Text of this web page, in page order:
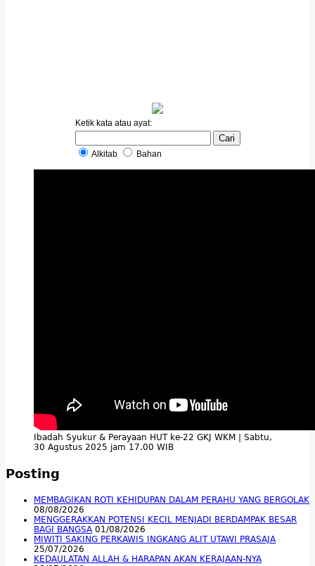
Ketik kata atau ayat:
Alkitab Bahan
Ibadah Syukur & Perayaan HUT ke-22 GKJ WKM | Sabtu,
30 Agustus 2025 jam 17.00 WIB
Posting
MEMBAGIKAN ROTI KEHIDUPAN DALAM PERAHU YANG BERGOLAK
08/08/2026
MENGGERAKKAN POTENSI KECIL MENJADI BERDAMPAK BESAR
BAGI BANGSA 01/08/2026
MIWITI SAKING PERKAWIS INGKANG ALIT UTAWI PRASAJA
25/07/2026
KEDAULATAN ALLAH & HARAPAN AKAN KERAJAAN-NYA